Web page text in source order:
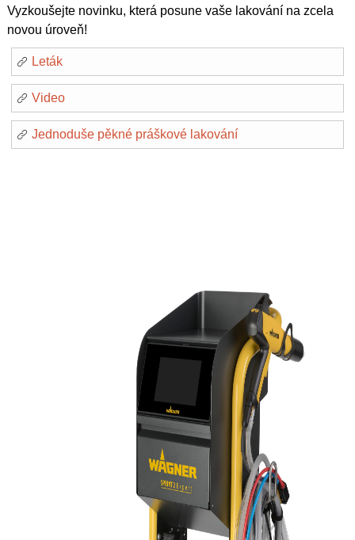
Vyzkoušejte novinku, která posune vaše lakování na zcela
novou úroveň!
Leták
Video
Jednoduše pěkné práškové lakování